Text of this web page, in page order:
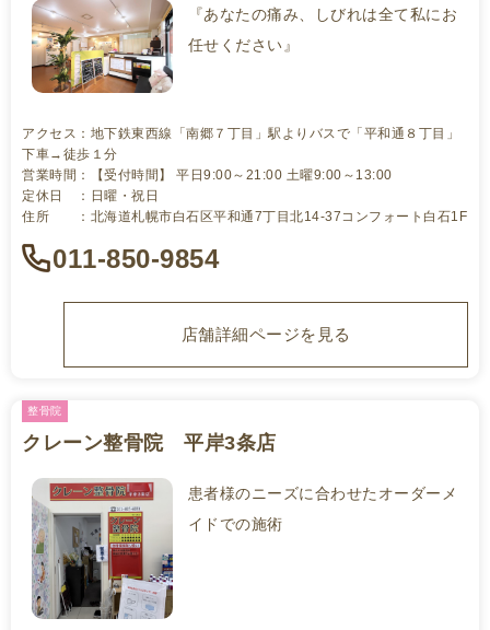
『あなたの痛み、しびれは全て私にお
任せください』
アクセス：地下鉄東西線「南郷７丁目」駅よりバスで「平和通８丁目」
下車→徒歩１分
営業時間：【受付時間】 平日9:00～21:00 土曜9:00～13:00
定休日 ：日曜・祝日
住所 ：北海道札幌市白石区平和通7丁目北14-37コンフォート白石1F
011-850-9854
店舗詳細ページを見る
クレーン整骨院 平岸3条店
整骨院
患者様のニーズに合わせたオーダーメ
イドでの施術